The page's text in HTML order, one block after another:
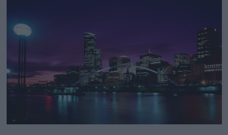
Αβίβ. Ο θάνατος του 34χρονου Αυστραλού Μπεν
Ζίγκιερ, ο οποίος εκρατείτο υπό συνθήκες […]